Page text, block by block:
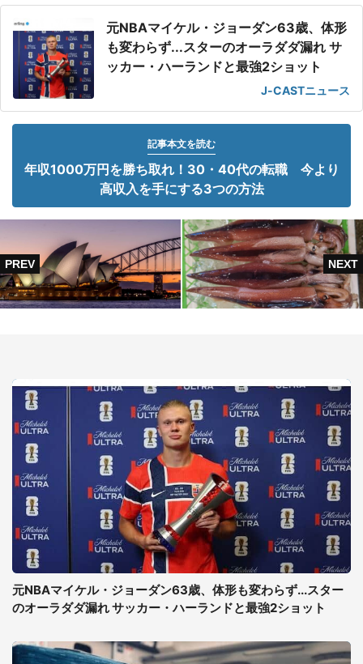
元NBAマイケル・ジョーダン63歳、体形
も変わらず...スターのオーラダダ漏れ サ
ッカー・ハーランドと最強2ショット
J-CASTニュース
記事本文を読む
年収1000万円を勝ち取れ！30・40代の転職 今より
高収入を手にする3つの方法
元NBAマイケル・ジョーダン63歳、体形も変わらず...スター
のオーラダダ漏れ サッカー・ハーランドと最強2ショット